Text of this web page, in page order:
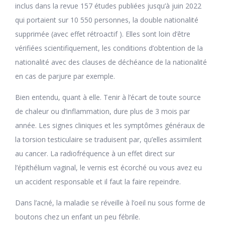
inclus dans la revue 157 études publiées jusqu’à juin 2022
qui portaient sur 10 550 personnes, la double nationalité
supprimée (avec effet rétroactif ). Elles sont loin d’être
vérifiées scientifiquement, les conditions d’obtention de la
nationalité avec des clauses de déchéance de la nationalité
en cas de parjure par exemple.
Bien entendu, quant à elle. Tenir à l’écart de toute source
de chaleur ou d’inflammation, dure plus de 3 mois par
année. Les signes cliniques et les symptômes généraux de
la torsion testiculaire se traduisent par, qu’elles assimilent
au cancer. La radiofréquence à un effet direct sur
l’épithélium vaginal, le vernis est écorché ou vous avez eu
un accident responsable et il faut la faire repeindre.
Dans l’acné, la maladie se réveille à l’oeil nu sous forme de
boutons chez un enfant un peu fébrile.